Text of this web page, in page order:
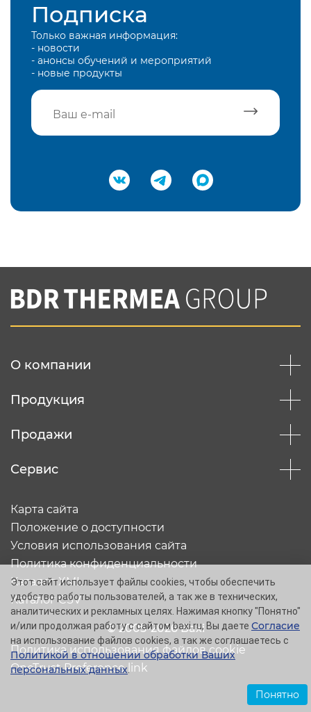
Подписка
Только важная информация:
- новости
- анонсы обучений и мероприятий
- новые продукты
Подтвердить e-mail
Вы соглашаетесь с нашей политикой
конфеденциальности
О компании
Продукция
Продажи
Сервис
© 2005-2026 Baxi
Карта сайта
Положение о доступности
Условия использования сайта
Политика конфиденциальности
Каталог XML
Каталог CSV
Политика использования файлов cookie
OneTrust Preference link
Этот сайт использует файлы cookies, чтобы обеспечить
удобство работы пользователей, а так же в технических,
аналитических и рекламных целях. Нажимая кнопку "Понятно"
и/или продолжая работу с сайтом baxi.ru, Вы даете Согласие
на использование файлов cookies, а так же соглашаетесь с
Политикой в отношении обработки Ваших
персональных данных.
Понятно